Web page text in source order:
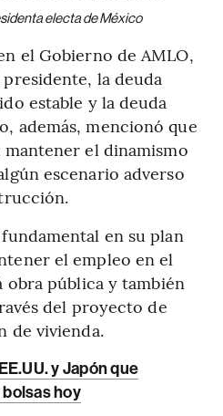
electa de México
el Gobierno de AMLO,
la deuda
estable y la deuda
además, mencionó que
el dinamismo
escenario adverso
en su plan
el empleo en el
obra pública y también
del proyecto de
de vivienda.
y Japón que
hoy